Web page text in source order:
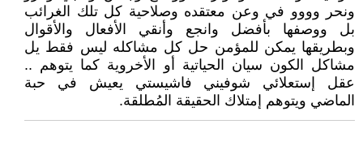
ونحر وووو في وعن معتقده وصلاحية كل تلك الغرائب
بل ووصفها بأفضل وانجع وأنقي الأفعال والأقوال
وبطريقها يمكن للمؤمن حل كل مشاكله ليس فقط يل
مشاكل الكون سيان الحياتية أو الأخروية كما يتوهم ..
عقل إستعلائي شوفيني فاشيستي يعيش في حبة
الماضي ويتوهم إمتلاك الحقيقة المُطلقة.